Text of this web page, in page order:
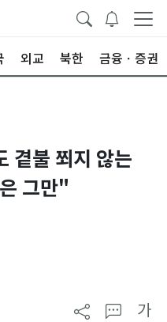
외교 북한 금융ㆍ증권
곁불 쬐지 않는
그만"
가